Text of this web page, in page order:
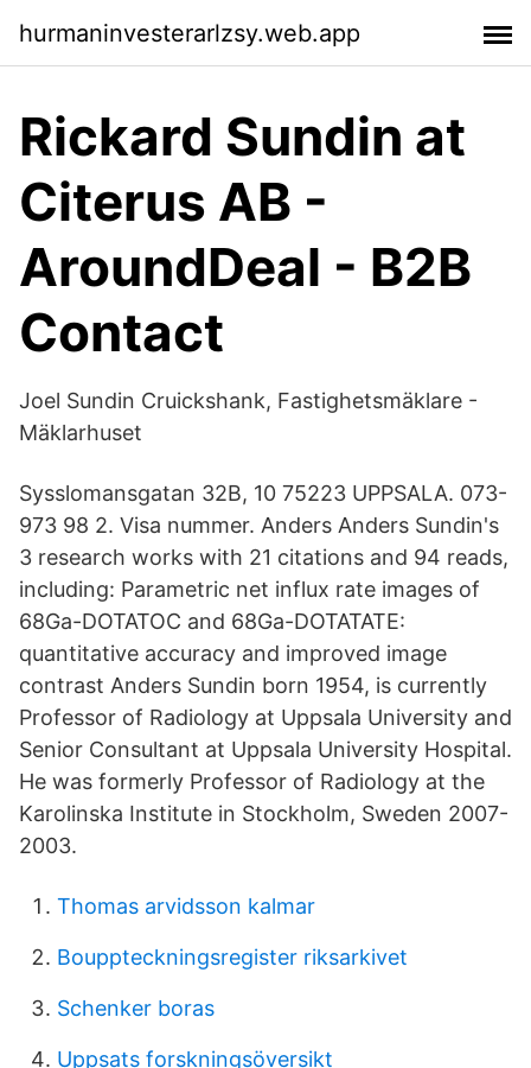
hurmaninvesterarlzsy.web.app
Rickard Sundin at
Citerus AB -
AroundDeal - B2B
Contact
Joel Sundin Cruickshank, Fastighetsmäklare -
Mäklarhuset
Sysslomansgatan 32B, 10 75223 UPPSALA. 073-
973 98 2. Visa nummer. Anders Anders Sundin's
3 research works with 21 citations and 94 reads,
including: Parametric net influx rate images of
68Ga-DOTATOC and 68Ga-DOTATATE:
quantitative accuracy and improved image
contrast Anders Sundin born 1954, is currently
Professor of Radiology at Uppsala University and
Senior Consultant at Uppsala University Hospital.
He was formerly Professor of Radiology at the
Karolinska Institute in Stockholm, Sweden 2007-
2003.
Thomas arvidsson kalmar
Bouppteckningsregister riksarkivet
Schenker boras
Uppsats forskningsöversikt